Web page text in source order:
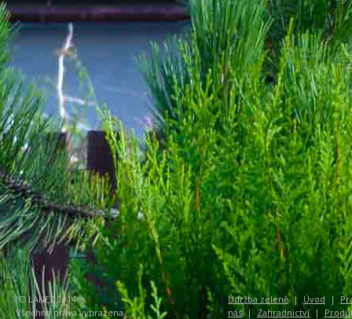
(C) LANEZ 2014
Všechna práva vyhrazena
Údržba zeleně|Úvod |
nás| Zahradnictví|